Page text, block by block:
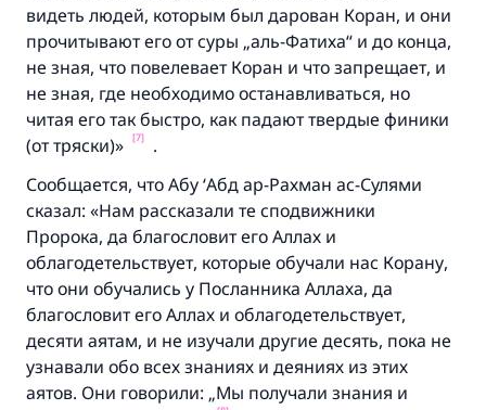
видеть людей, которым был дарован Коран, и они
прочитывают его от суры „аль-Фатиха“ и до конца,
не зная, что повелевает Коран и что запрещает, и
не зная, где необходимо останавливаться, но
читая его так быстро, как падают твердые финики
(от тряски)»
[7]
.
Сообщается, что Абу ‘Абд ар-Рахман ас-Сулями
сказал: «Нам рассказали те сподвижники
Пророка, да благословит его Аллах и
облагодетельствует, которые обучали нас Корану,
что они обучались у Посланника Аллаха, да
благословит его Аллах и облагодетельствует,
десяти аятам, и не изучали другие десять, пока не
узнавали обо всех знаниях и деяниях из этих
аятов. Они говорили: „Мы получали знания и